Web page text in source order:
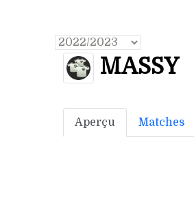
MASSY
Aperçu Matches